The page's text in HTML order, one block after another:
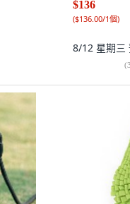
$136
($136.00/1個)
8/12 星期三
(